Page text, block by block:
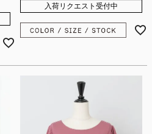
入荷リクエスト受付中